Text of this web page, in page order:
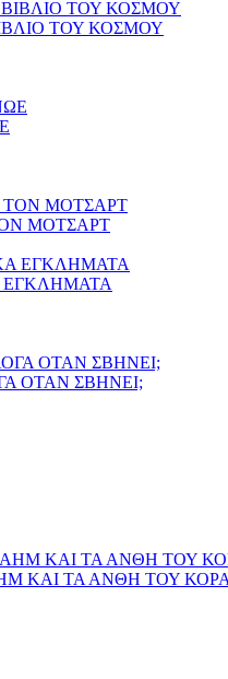
ΤΟΥ ΚΟΣΜΟΥ
ΜΟΤΣΑΡΤ
ΕΓΚΛΗΜΑΤΑ
ΟΤΑΝ ΣΒΗΝΕΙ;
ΚΑΙ ΤΑ ΑΝΘΗ ΤΟΥ